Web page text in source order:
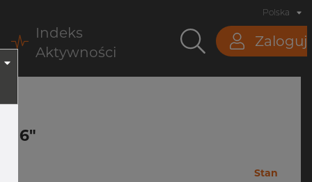
Indeks
Aktywności
Zaloguj
Polska
6"
Stan